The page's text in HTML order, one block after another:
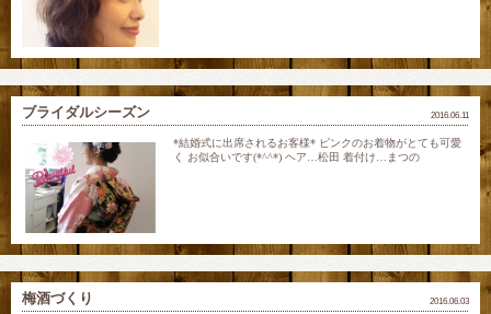
2016.06.11
ブライダルシーズン
*結婚式に出席されるお客様* ピンクのお着物がとても可愛
く お似合いです(*^^*) ヘア…松田 着付け…まつの
2016.06.03
梅酒づくり